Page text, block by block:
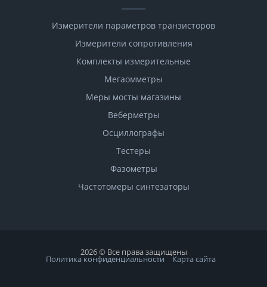
Измерители параметров транзисторов
Измерители сопротивления
Комплекты измерительные
Мегаомметры
Меры мосты магазины
Веберметры
Осциллографы
Тестеры
Фазометры
Чаcтотомеры синтезаторы
2026 © Все права защищены
Политика конфиденциальности Карта сайта